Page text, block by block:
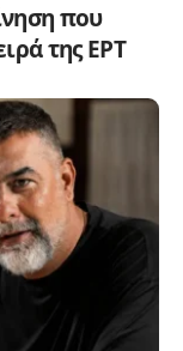
που
της ΕΡΤ